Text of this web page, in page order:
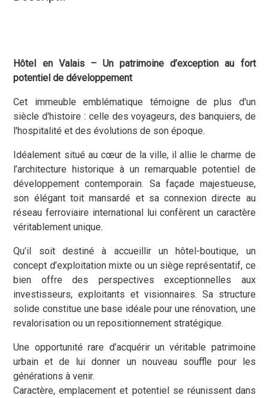
Hôtel en Valais – Un patrimoine d’exception au fort
potentiel de développement
Cet immeuble emblématique témoigne de plus d'un
siècle d'histoire : celle des voyageurs, des banquiers, de
l'hospitalité et des évolutions de son époque.
Idéalement situé au cœur de la ville, il allie le charme de
l’architecture historique à un remarquable potentiel de
développement contemporain. Sa façade majestueuse,
son élégant toit mansardé et sa connexion directe au
réseau ferroviaire international lui confèrent un caractère
véritablement unique.
Qu’il soit destiné à accueillir un hôtel-boutique, un
concept d’exploitation mixte ou un siège représentatif, ce
bien offre des perspectives exceptionnelles aux
investisseurs, exploitants et visionnaires. Sa structure
solide constitue une base idéale pour une rénovation, une
revalorisation ou un repositionnement stratégique.
Une opportunité rare d’acquérir un véritable patrimoine
urbain et de lui donner un nouveau souffle pour les
générations à venir.
Caractère, emplacement et potentiel se réunissent dans